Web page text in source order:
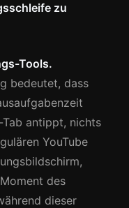
zu
Tools.
bedeutet, dass
antippt, nichts
YouTube
des
dieser